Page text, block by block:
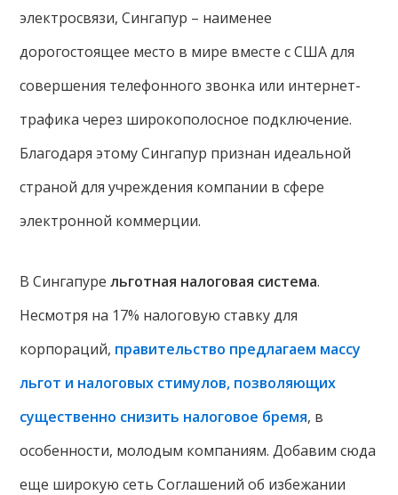
электросвязи, Сингапур – наименее
дорогостоящее место в мире вместе с США для
совершения телефонного звонка или интернет-
трафика через широкополосное подключение.
Благодаря этому Сингапур признан идеальной
страной для учреждения компании в сфере
электронной коммерции.
В Сингапурельготная налоговая система.
Несмотря на 17% налоговую ставку для
корпораций, правительство предлагаем массу
льгот и налоговых стимулов, позволяющих
существенно снизить налоговое бремя, в
особенности, молодым компаниям. Добавим сюда
еще широкую сеть Соглашений об избежании